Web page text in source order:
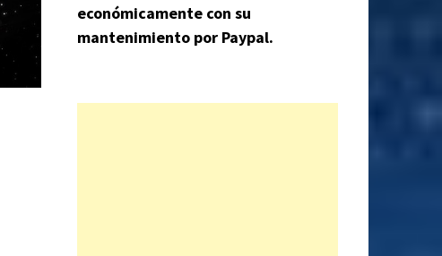
económicamente con su
mantenimiento por Paypal.